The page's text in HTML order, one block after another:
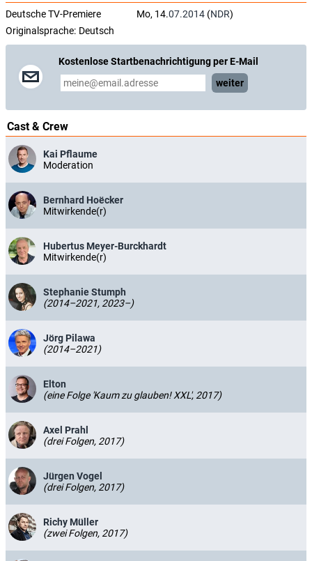
Deutsche TV-Premiere Mo, 14.07.2014 (NDR)
Originalsprache: Deutsch
Kostenlose Startbenachrichtigung per E-Mail
weiter
Cast & Crew
Kai Pflaume
Moderation
Bernhard Hoëcker
Mitwirkende(r)
Hubertus Meyer-Burckhardt
Mitwirkende(r)
Stephanie Stumph
(2014–2021, 2023–)
Jörg Pilawa
(2014–2021)
Elton
(eine Folge 'Kaum zu glauben! XXL', 2017)
Axel Prahl
(drei Folgen, 2017)
Jürgen Vogel
(drei Folgen, 2017)
Richy Müller
(zwei Folgen, 2017)